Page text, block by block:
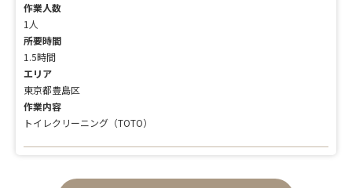
作業人数
1人
所要時間
1.5時間
エリア
東京都豊島区
作業内容
トイレクリーニング（TOTO）